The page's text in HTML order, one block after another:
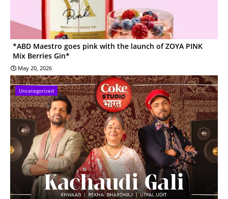
*ABD Maestro goes pink with the launch of ZOYA PINK
Mix Berries Gin*
May 20, 2026
Uncategorized